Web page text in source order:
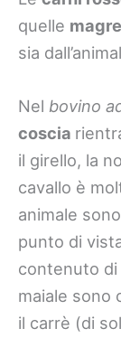
quelle magre
sia
Nel bovino
coscia
il girello, la
cavallo è
animale
punto di
contenuto
maiale sono
il carrè (di